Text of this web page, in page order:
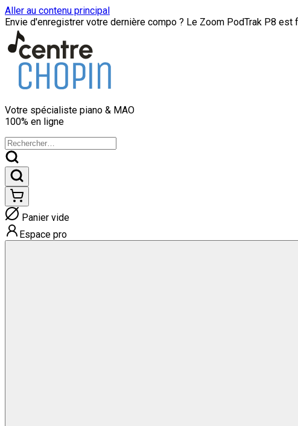
Aller au contenu principal
Envie d'enregistrer votre dernière compo ? Le Zoom PodTrak P8 est
Votre spécialiste piano & MAO
100% en ligne
Panier vide
Espace pro